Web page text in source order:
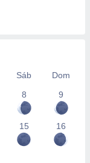
Sáb
Dom
8 9
15 16